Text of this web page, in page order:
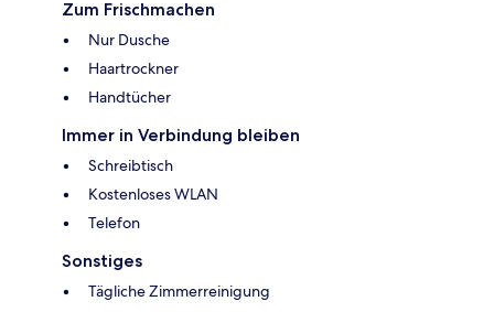
Zum Frischmachen
Nur Dusche
Haartrockner
Handtücher
Immer in Verbindung bleiben
Schreibtisch
Kostenloses WLAN
Telefon
Sonstiges
Tägliche Zimmerreinigung